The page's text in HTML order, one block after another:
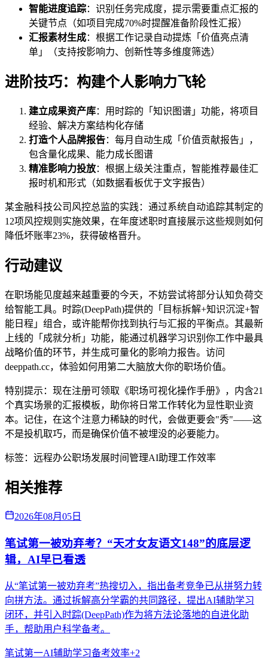
智能进度追踪：识别任务完成度，提示需要重点汇报的
关键节点（如项目完成70%时提醒准备阶段性汇报）
汇报素材生成：根据工作记录自动提炼「价值亮点清
单」（支持按影响力、创新性等多维度筛选）
进阶技巧：构建个人影响力飞轮
建立成果资产库：用时踪的「知识图谱」功能，将项目
经验、解决方案结构化存储
打造个人品牌报告：每月自动生成「价值贡献报告」，
包含量化成果、能力成长图谱
精准影响力投放：根据上级关注重点，智能推荐最佳汇
报时机和形式（如数据看板优于文字报告）
某金融科技公司风控总监的实践：通过系统自动追踪其制定的
12项风控规则实施效果，在年度述职时直接展示这些规则如何
降低坏账率23%，获得破格晋升。
行动建议
在职场能见度越来越重要的今天，不妨尝试将部分认知负荷交
给智能工具。时踪(DeepPath)提供的「目标拆解+知识沉淀+智
能日程」组合，或许能帮你找到执行与汇报的平衡点。其最新
上线的「成就分析」功能，能通过机器学习识别你工作中最具
战略价值的环节，并生成可量化的影响力报告。访问
deeppath.cc，体验如何用第二大脑放大你的职场价值。
特别提示：现在注册可领取《职场可视化操作手册》，内含21
个真实场景的汇报模板，助你将日常工作转化为显性职业资
本。记住，在这个注意力稀缺的时代，会做更要会"秀"——这
不是投机取巧，而是确保价值不被埋没的必要能力。
标签： 远程办公职场发展时间管理AI助理工作效率
相关推荐
2026年08月05日
笔试第一被劝弃考？“天才女友语文148”的底层逻
辑，AI早已看透
从“笔试第一被劝弃考”热搜切入，指出备考竞争已从拼努力转
向拼方法。通过拆解高分学霸的共同路径，提出AI辅助学习
闭环，并引入时踪(DeepPath)作为将方法论落地的自进化助
手，帮助用户科学备考。
笔试第一AI辅助学习备考效率+2